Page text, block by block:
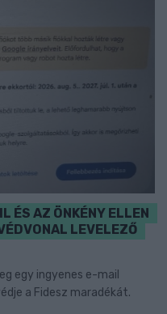
ÉS AZ ÖNKÉNY ELLEN
LEVELEZŐ
egy ingyenes e-mail
a Fidesz maradékát.